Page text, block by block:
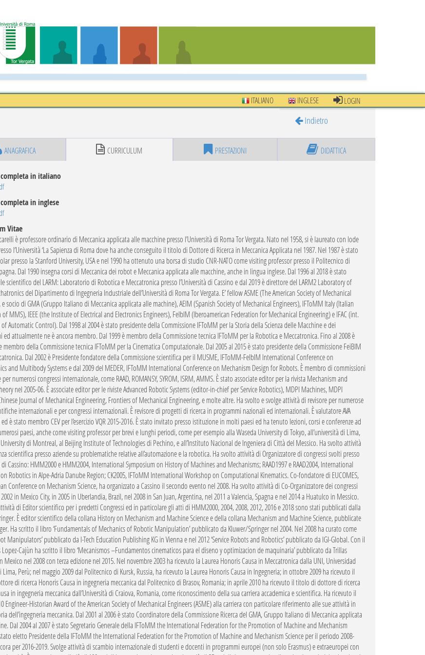
ITALIANO INGLESE
LOGIN
Indietro
ANAGRAFICA CURRICULUM PRESTAZIONI DIDATTICA
in italiano
in inglese
Vitae
è professore ordinario di Meccanica applicata alle macchine presso l’Università di Roma Tor Vergata. Nato nel 1958, si è laureato con lode
l’Università ‘La Sapienza di Roma dove ha anche conseguito il titolo di Dottore di Ricerca in Meccanica Applicata nel 1987. Nel 1987 è stato
presso la Stanford University, USA e nel 1990 ha ottenuto una borsa di studio CNR-NATO come visiting professor presso il Politecnico di
Dal 1990 insegna corsi di Meccanica dei robot e Meccanica applicata alle macchine, anche in lingua inglese. Dal 1996 al 2018 è stato
scientifico del LARM: Laboratorio di Robotica e Meccatronica presso l’Università di Cassino e dal 2019 è direttore del LARM2 Laboratory of
del Dipartimento di Ingegneria Industriale dell’Università di Roma Tor Vergata. E’ fellow ASME (The American Society of Mechanical
e socio di GMA (Gruppo Italiano di Meccanica applicata alle machine), AEIM (Spanish Society of Mechanical Engineers), IFToMM Italy (Italian
of MMS), IEEE (the Institute of Electrical and Electronics Engineers), FeIbIM (Iberoamerican Federation for Mechanical Engineering) e IFAC (int.
Automatic Control). Dal 1998 al 2004 è stato presidente della Commissione IFToMM per la Storia della Scienza delle Macchine e dei
ed attualmente ne è ancora membro. Dal 1999 è membro della Commissione tecnica IFToMM per la Robotica e Meccatronica. Fino al 2008 è
membro della Commissione tecnica IFToMM per la Cinematica Computazionale. Dal 2005 al 2015 è stato presidente della Commissione FeiBIM
Dal 2002 è Presidente fondatore della Commissione scientifica per il MUSME, IFToMM-FeIbIM International Conference on
and Multibody Systems e dal 2009 del MEDER, IFToMM International Conference on Mechanism Design for Robots. È membro di commissioni
numerosi congressi internazionale, come RAAD, ROMANSY, SYROM, ISRM, AMMS. È stato associate editor per la rivista Mechanism and
nel 2005-06. È associate editor per le riviste Advanced Robotic Systems (editor-in-chief per Service Robotics), MDPI Machines, MDPI
Journal of Mechanical Engineering, Frontiers of Mechanical Engineering, e molte altre. Ha svolto e svolge attività di revisore per numerose
internazionali e per congressi internazionali. È revisore di progetti di ricerca in programmi nazionali ed internazionali. È valutatore AVA
ed è stato membro CEV per l’esercizio VQR 2015-2016. È stato invitato presso istituzione in molti paesi ed ha tenuto lezioni, corsi e conferenze ad
paesi, anche come visiting professor per brevi e lunghi periodi, come per esempio alla Waseda University di Tokyo, all’università di Lima,
di Montreal, al Beijing Institute of Technologies di Pechino, e all’Instituto Nacional de Ingeniera di Città del Messico. Ha svolto attività
scientifica presso aziende su problematiche relative all’automazione e la robotica. Ha svolto attività di Organizzatore di congressi svolti presso
di Cassino: HMM2000 e HMM2004, International Symposium on History of Machines and Mechanisms; RAAD1997 e RAAD2004, International
Robotics in Alpe-Adria Danube Region; CK2005, IFToMM International Workshop on Computational Kinematics. Co-fondatore di EUCOMES,
Conference on Mechanism Science, ha organizzato a Cassino il secondo evento nel 2008. Ha svolto attività di Co-Organizzatore dei congressi
in Mexico City, in 2005 in Uberlandia, Brazil, nel 2008 in San Juan, Argentina, nel 2011 a Valencia, Spagna e nel 2014 a Huatulco in Messico.
di Editor scientifico per i predetti Congressi ed in particolare gli atti di HMM2000, 2004, 2008, 2012, 2016 e 2018 sono stati pubblicati dalla
È editor scientifico della collana History on Mechanism and Machine Science e della collana Mechanism and Machine Science, pubblicate
Ha scritto il libro ‘Fundamentals of Mechanics of Robotic Manipulation’ pubblicato da Kluwer/Springer nel 2004. Nel 2008 ha curato come
Manipulators’ pubblicato da I-Tech Education Publishing KG in Vienna e nel 2012 ‘Service Robots and Robotics’ pubblicato da IGI-Global. Con il
Cajùn ha scritto il libro ‘Mecanismos –Fundamentos cinematicos para el diseno y optimizacion de maquinaria’ pubblicato da Trillas
Mexico nel 2008 con terza edizione nel 2015. Nel novembre 2003 ha ricevuto la Laurea Honoris Causa in Meccatronica dalla UNI, Universidad
Lima, Perù; nel maggio 2009 dal Politecnico di Kursk, Russia, ha ricevuto la Laurea Honoris Causa in Ingegneria; in ottobre 2009 ha ricevuto il
di ricerca Honoris Causa in ingegneria meccanica dal Politecnico di Brasov, Romania; in aprile 2010 ha ricevuto il titolo di dottore di ricerca
in ingegneria meccanica dall’Università di Craiova, Romania, come riconoscimento della sua carriera accademica e scientifica. Ha ricevuto il
Engineer-Historian Award of the American Society of Mechanical Engineers (ASME) alla carriera con particolare riferimento alle sue attività in
dell’ingegneria meccanica. Dal 2001 al 2006 è stato Coordinatore della Commissione Ricerca del GMA, Gruppo Italiano di Meccanica applicata
Dal 2004 al 2007 è stato Segretario Generale della IFToMM the International Federation for the Promotion of Machine and Mechanism
eletto Presidente della IFToMM the International Federation for the Promotion of Machine and Mechanism Science per il periodo 2008-
per 2016-2019. Svolge attività di scambio internazionale di studenti e docenti in programmi europei (non solo Erasmus) e extraeuropei con